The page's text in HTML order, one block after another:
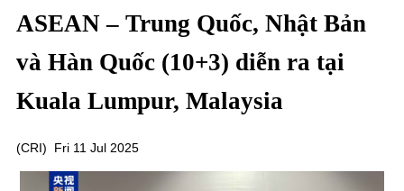
ASEAN – Trung Quốc, Nhật Bản
và Hàn Quốc (10+3) diễn ra tại
Kuala Lumpur, Malaysia
(CRI) Fri 11 Jul 2025